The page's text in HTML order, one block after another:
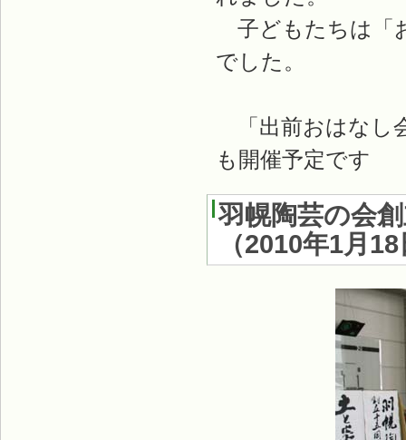
子どもたちは「
でした。
「出前おはなし
も開催予定です
羽幌陶芸の会
（2010年1月18